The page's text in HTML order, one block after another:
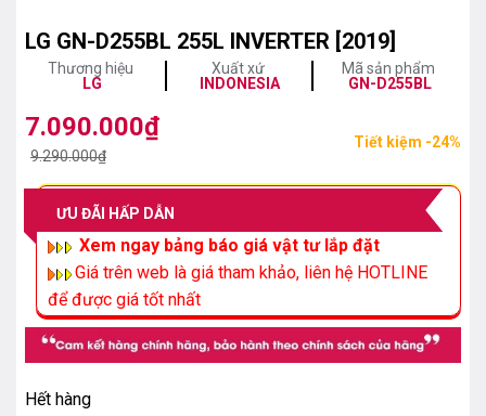
LG GN-D255BL 255L INVERTER [2019]
Thương hiệu
LG
Xuất xứ
INDONESIA
Mã sản phẩm
GN-D255BL
9.290.000₫
Giá
gốc
9.290.000₫.
7.090.000₫
Giá
hiện
7.090.000₫.
Tiết kiệm -24%
ƯU ĐÃI HẤP DẪN
Xem ngay bảng báo giá vật tư lắp đặt
Giá trên web là giá tham khảo, liên hệ HOTLINE
để được giá tốt nhất
Hết hàng